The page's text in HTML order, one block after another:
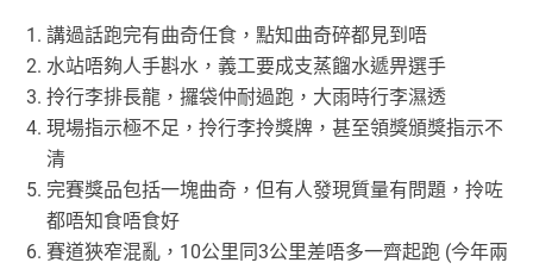
講過話跑完有曲奇任食，點知曲奇碎都見到唔
水站唔夠人手斟水，義工要成支蒸餾水遞畀選手
拎行李排長龍，攞袋仲耐過跑，大雨時行李濕透
現場指示極不足，拎行李拎獎牌，甚至領獎頒獎指示不
清
完賽獎品包括一塊曲奇，但有人發現質量有問題，拎咗
都唔知食唔食好
賽道狹窄混亂，10公里同3公里差唔多一齊起跑 (今年兩